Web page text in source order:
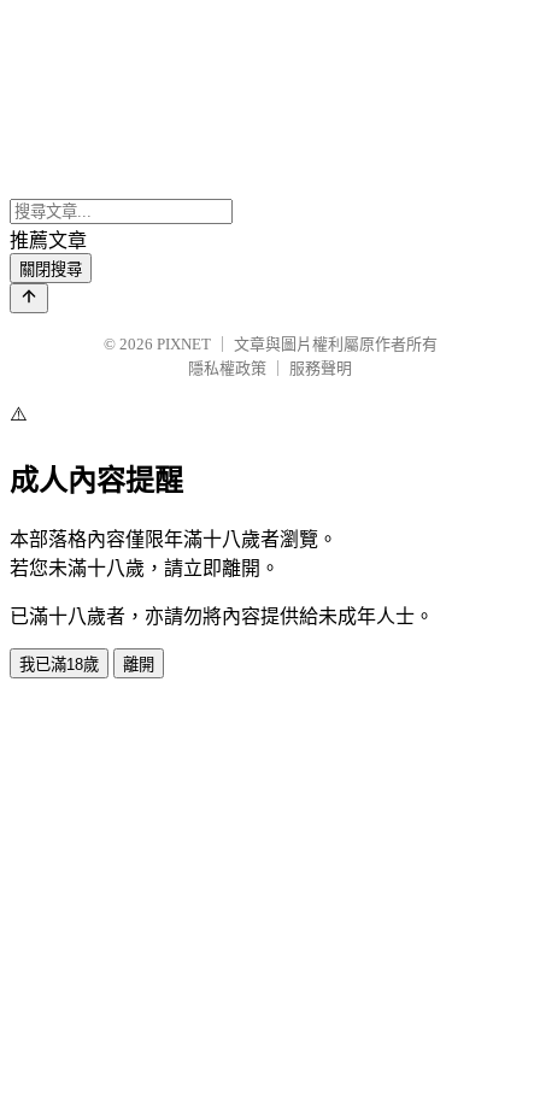
推薦文章
關閉搜尋
© 2026 PIXNET
文章與圖片權利屬原作者所有
隱私權政策
服務聲明
⚠️
成人內容提醒
本部落格內容僅限年滿十八歲者瀏覽。
若您未滿十八歲，請立即離開。
已滿十八歲者，亦請勿將內容提供給未成年人士。
我已滿18歲 離開